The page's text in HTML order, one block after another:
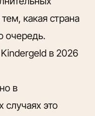
какая страна
очередь.
в 2026
в
случаях это